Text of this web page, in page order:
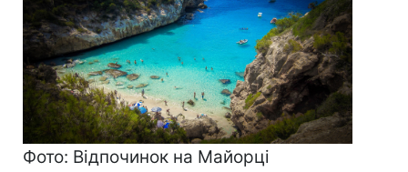
Фото: Відпочинок на Майорці